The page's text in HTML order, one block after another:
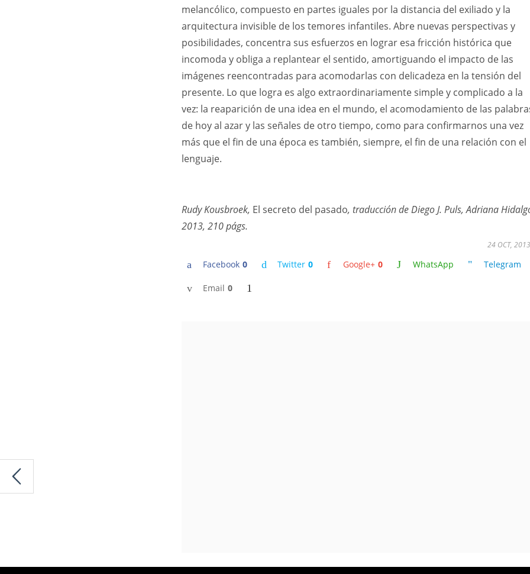
melancólico, compuesto en partes iguales por la distancia del exiliado y la
arquitectura invisible de los temores infantiles. Abre nuevas perspectivas y
posibilidades, concentra sus esfuerzos en lograr esa fricción histórica que
incomoda y obliga a replantear el sentido, amortiguando el impacto de las
imágenes reencontradas para acomodarlas con delicadeza en la tensión del
presente. Lo que logra es algo extraordinariamente simple y complicado a la
vez: la reaparición de una idea en el mundo, el acomodamiento de las
de hoy al azar y las señales de otro tiempo, como para confirmarnos una vez
más que el fin de una época es también, siempre, el fin de una relación con el
lenguaje.
Rudy Kousbroek, El secreto del pasado, traducción de Diego J. Puls, Adriana
2013, 210 págs.
Facebook 0 Twitter 0 Google+ 0 WhatsApp Telegram
Email 0
24 OCT, 2013